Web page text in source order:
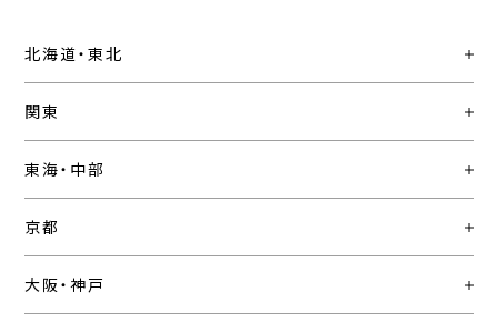
北海道・東北
関東
東海・中部
京都
大阪・神戸